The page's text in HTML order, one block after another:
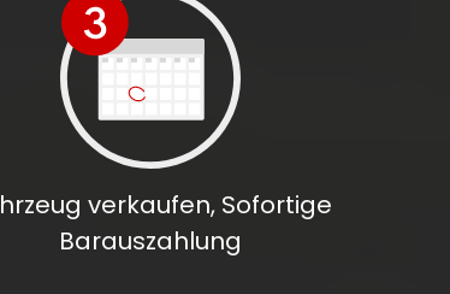
verkaufen, Sofortige
Barauszahlung